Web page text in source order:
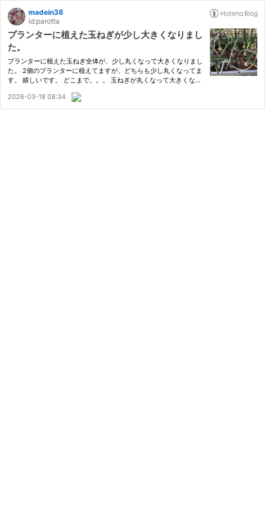
madein38
id:parotta
プランターに植えた玉ねぎが少し大きくなりまし
た。
プランターに植えた玉ねぎ全体が、少し丸くなって大きくなりまし
た。 2個のプランターに植えてますが、どちらも少し丸くなってま
す。 嬉しいです。 どこまで。。。 玉ねぎが丸くなって大きくなる
花壇に植えた割引の玉ねぎは。。。小さいままです。 去年から…
2026-03-18 08:34